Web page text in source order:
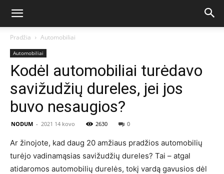
Pradžia Automobiliai
Automobiliai
Kodėl automobiliai turėdavo
savižudžių dureles, jei jos
buvo nesaugios?
NODUM - 2021 14 kovo 2630 0
Ar žinojote, kad daug 20 amžiaus pradžios automobilių
turėjo vadinamąsias savižudžių dureles? Tai – atgal
atidaromos automobilių durelės, tokį vardą gavusios dėl